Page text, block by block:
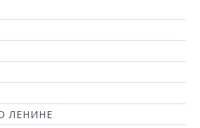
ЛЕНИНЕ